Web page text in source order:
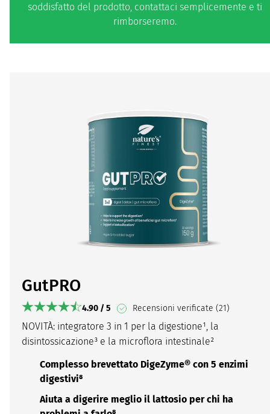
soddisfatto del prodotto, contattaci semplicemente e ti
rimborseremo.
GutPRO
4.90 / 5 Recensioni verificate (21)
NOVITÀ: integratore 3 in 1 per la digestione¹, la
disintossicazione³ e la microflora intestinale²
Complesso brevettato DigeZyme® con 5 enzimi
digestivi⁸
Aiuta a digerire meglio il lattosio per chi ha